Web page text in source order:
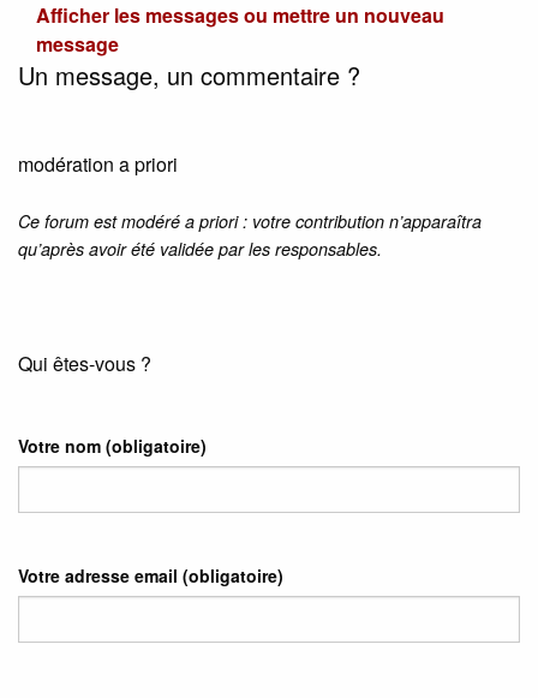
Afficher les messages ou mettre un nouveau
message
Un message, un commentaire ?
modération a priori
Ce forum est modéré a priori : votre contribution n’apparaîtra
qu’après avoir été validée par les responsables.
Qui êtes-vous ?
Votre nom (obligatoire)
Votre adresse email (obligatoire)